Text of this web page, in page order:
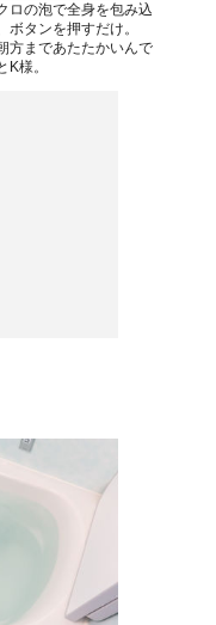
ロの泡で全身を包み込
タンを押すだけ。
方まであたたかいんで
様。